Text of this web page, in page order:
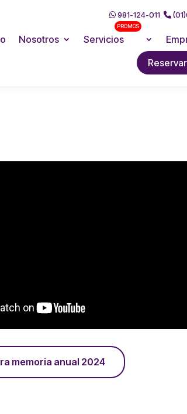
981-124-011
Nosotros Servicios
PROMOS
memoria anual 2024